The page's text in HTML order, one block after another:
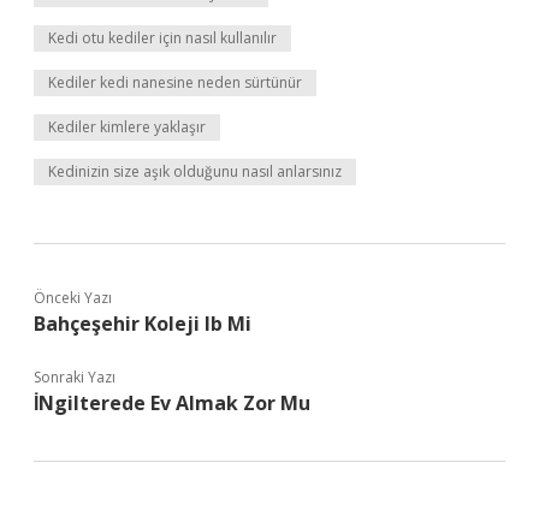
Kedi otu kediler için nasıl kullanılır
Kediler kedi nanesine neden sürtünür
Kediler kimlere yaklaşır
Kedinizin size aşık olduğunu nasıl anlarsınız
Önceki Yazı
Bahçeşehir Koleji Ib Mi
Sonraki Yazı
İNgilterede Ev Almak Zor Mu